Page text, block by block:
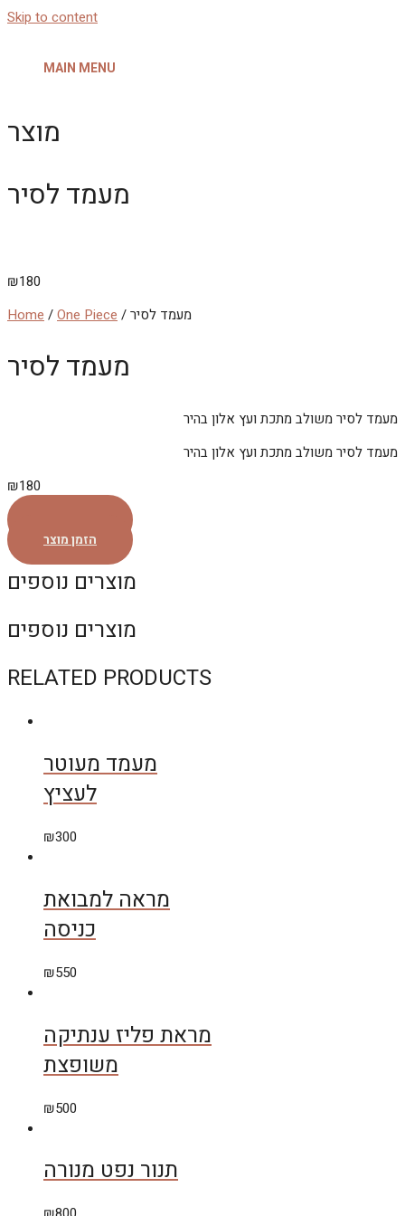
Skip to content
MAIN MENU
מוצר
מעמד לסיר
₪180
Home /One Piece / מעמד לסיר
מעמד לסיר
מעמד לסיר משולב מתכת ועץ אלון בהיר
מעמד לסיר משולב מתכת ועץ אלון בהיר
₪180
הזמן מוצר
מוצרים נוספים
מוצרים נוספים
RELATED PRODUCTS
מעמד מעוטר
לעציץ
₪300
מראה למבואת
כניסה
₪550
מראת פליז ענתיקה
משופצת
₪500
תנור נפט מנורה